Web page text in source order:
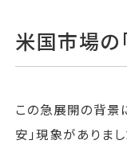
米国市場の
この急展開の背景
安」現象がありま